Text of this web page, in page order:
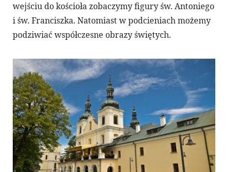
wejściu do kościoła zobaczymy figury św. Antoniego
i św. Franciszka. Natomiast w podcieniach możemy
podziwiać współczesne obrazy świętych.